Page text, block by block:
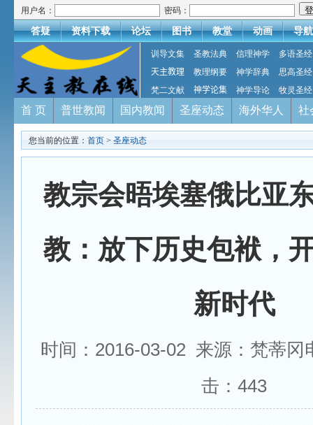
用户名： 密码：
答疑 资料下载 论坛 图书 教堂 动画 导航
训导文集 圣教法典 信理神学
多语圣经
天主教理
教理纲要 神学辞典
思高圣经
梵二文献
神学论集 神学导论 牧灵圣经
首 页 普世教闻 国内教闻 圣座动态 海外华人 社
您当前的位置： 首页 > 圣座动态
教宗会晤埃塞俄比亚
教：放下历史包袱，
新时代
时间：2016-03-02 来源：梵蒂
击： 443